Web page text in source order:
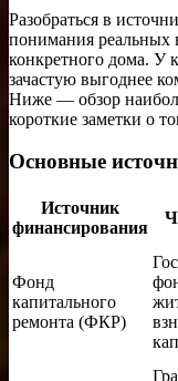
Разобраться в
понимания реальных
конкретного дома. У
зачастую выгоднее
Ниже — обзор
короткие заметки о
Основные
Источник
финансирования
Фонд
капитального
ремонта (ФКР)